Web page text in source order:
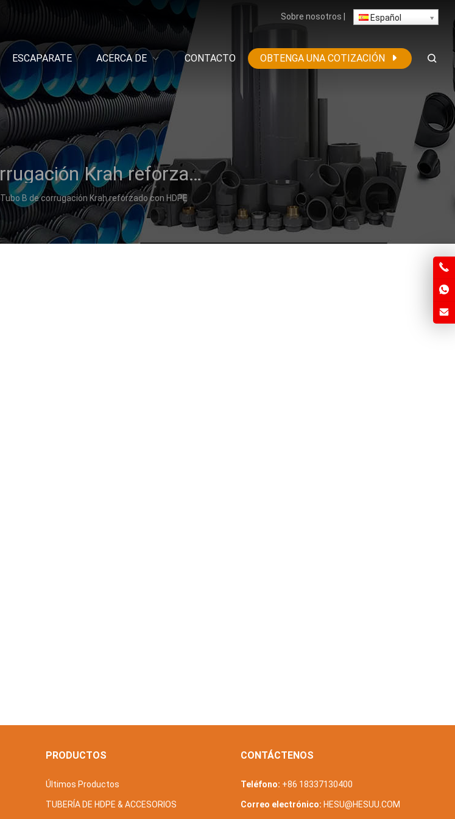
Sobre nosotros Español
ESCAPARATE ACERCA DE CONTACTO OBTENGA UNA COTIZACIÓN
Tubo B de corrugación Krah reforzado con HDPE
Tubo B de corrugación Krah reforzado con HDPE
PRODUCTOS
Últimos Productos
TUBERÍA DE HDPE & ACCESORIOS
CONTÁCTENOS
Teléfono: +86 18337130400
Correo electrónico: HESU@HESUU.COM